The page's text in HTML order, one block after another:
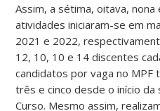
Assim, a sétima, oitava,
atividades iniciaram-se em
2021 e 2022,
12, 10, 10 e 14 discentes
candidatos por vaga no MPF
três e cinco desde o início da
Curso. Mesmo assim,